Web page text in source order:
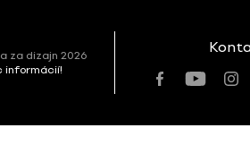
za dizajn 2026
informácií!